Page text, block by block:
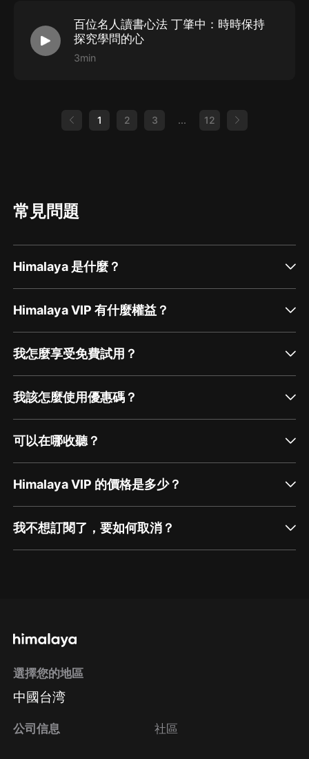
百位名人讀書心法 丁肇中：時時保持
探究學問的心
3min
1 2 3 ... 12
常見問題
Himalaya 是什麼？
Himalaya VIP 有什麼權益？
我怎麼享受免費試用？
我該怎麼使用優惠碼？
可以在哪收聽？
Himalaya VIP 的價格是多少？
我不想訂閱了，要如何取消？
方法 Google Play取消訂閱方法
選擇您的地區
中國台湾
公司信息 社區